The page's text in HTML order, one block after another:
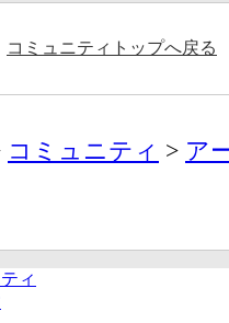
コミュニティトップへ戻る
コミュニティ ア
ィ